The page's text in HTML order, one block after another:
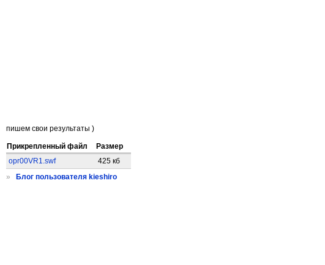
пишем свои результаты )
Прикрепленный файл
Размер
opr00VR1.swf
425 кб
»
Блог пользователя kieshiro